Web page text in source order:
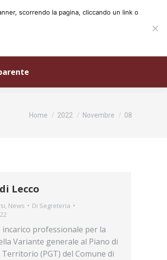
Tu sei qui:
Home 2022 Novembre 08
Lecco
, News Di Segreteria
professionale per la
Variante generale al Piano di
(PGT) del Comune di
scorrendo la pagina, cliccando un link o